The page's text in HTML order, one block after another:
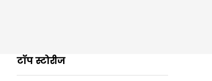
टॉप स्टोरीज